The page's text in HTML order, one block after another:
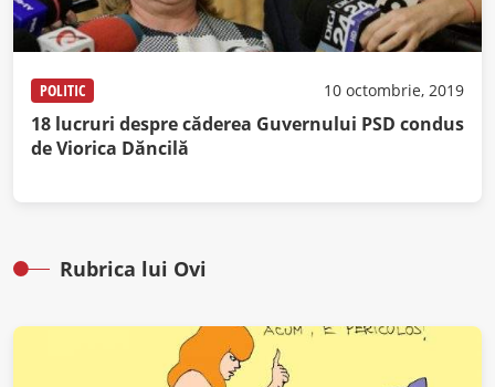
POLITIC 10 octombrie, 2019
18 lucruri despre căderea Guvernului PSD condus
de Viorica Dăncilă
Rubrica lui Ovi